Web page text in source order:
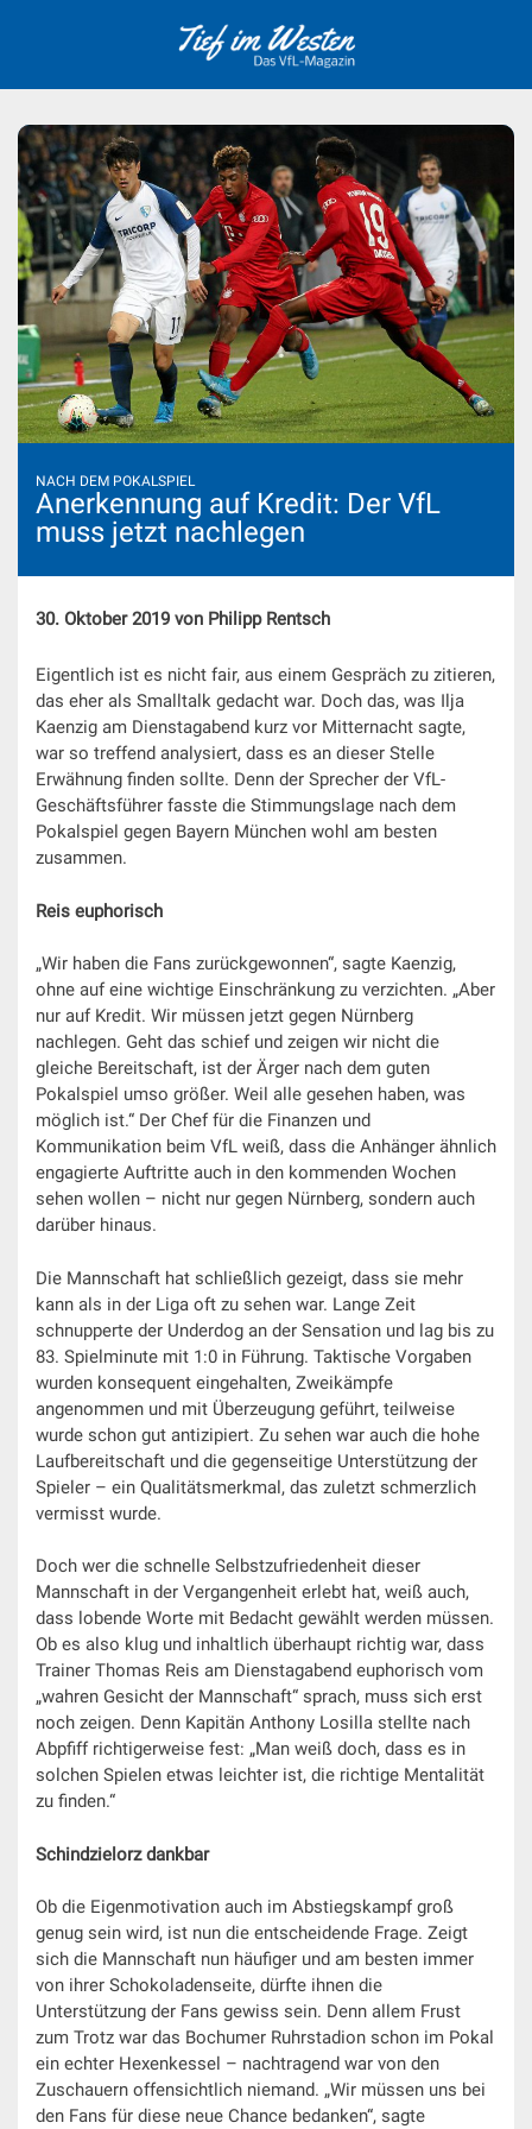
NACH DEM POKALSPIEL
Anerkennung auf Kredit: Der VfL
muss jetzt nachlegen
30. Oktober 2019 von Philipp Rentsch
Eigentlich ist es nicht fair, aus einem Gespräch zu zitieren,
das eher als Smalltalk gedacht war. Doch das, was Ilja
Kaenzig am Dienstagabend kurz vor Mitternacht sagte,
war so treffend analysiert, dass es an dieser Stelle
Erwähnung finden sollte. Denn der Sprecher der VfL-
Geschäftsführer fasste die Stimmungslage nach dem
Pokalspiel gegen Bayern München wohl am besten
zusammen.
Reis euphorisch
„Wir haben die Fans zurückgewonnen“, sagte Kaenzig,
ohne auf eine wichtige Einschränkung zu verzichten. „Aber
nur auf Kredit. Wir müssen jetzt gegen Nürnberg
nachlegen. Geht das schief und zeigen wir nicht die
gleiche Bereitschaft, ist der Ärger nach dem guten
Pokalspiel umso größer. Weil alle gesehen haben, was
möglich ist.“ Der Chef für die Finanzen und
Kommunikation beim VfL weiß, dass die Anhänger ähnlich
engagierte Auftritte auch in den kommenden Wochen
sehen wollen – nicht nur gegen Nürnberg, sondern auch
darüber hinaus.
Die Mannschaft hat schließlich gezeigt, dass sie mehr
kann als in der Liga oft zu sehen war. Lange Zeit
schnupperte der Underdog an der Sensation und lag bis zu
83. Spielminute mit 1:0 in Führung. Taktische Vorgaben
wurden konsequent eingehalten, Zweikämpfe
angenommen und mit Überzeugung geführt, teilweise
wurde schon gut antizipiert. Zu sehen war auch die hohe
Laufbereitschaft und die gegenseitige Unterstützung der
Spieler – ein Qualitätsmerkmal, das zuletzt schmerzlich
vermisst wurde.
Doch wer die schnelle Selbstzufriedenheit dieser
Mannschaft in der Vergangenheit erlebt hat, weiß auch,
dass lobende Worte mit Bedacht gewählt werden müssen.
Ob es also klug und inhaltlich überhaupt richtig war, dass
Trainer Thomas Reis am Dienstagabend euphorisch vom
„wahren Gesicht der Mannschaft“ sprach, muss sich erst
noch zeigen. Denn Kapitän Anthony Losilla stellte nach
Abpfiff richtigerweise fest: „Man weiß doch, dass es in
solchen Spielen etwas leichter ist, die richtige Mentalität
zu finden.“
Schindzielorz dankbar
Ob die Eigenmotivation auch im Abstiegskampf groß
genug sein wird, ist nun die entscheidende Frage. Zeigt
sich die Mannschaft nun häufiger und am besten immer
von ihrer Schokoladenseite, dürfte ihnen die
Unterstützung der Fans gewiss sein. Denn allem Frust
zum Trotz war das Bochumer Ruhrstadion schon im Pokal
ein echter Hexenkessel – nachtragend war von den
Zuschauern offensichtlich niemand. „Wir müssen uns bei
den Fans für diese neue Chance bedanken“, sagte